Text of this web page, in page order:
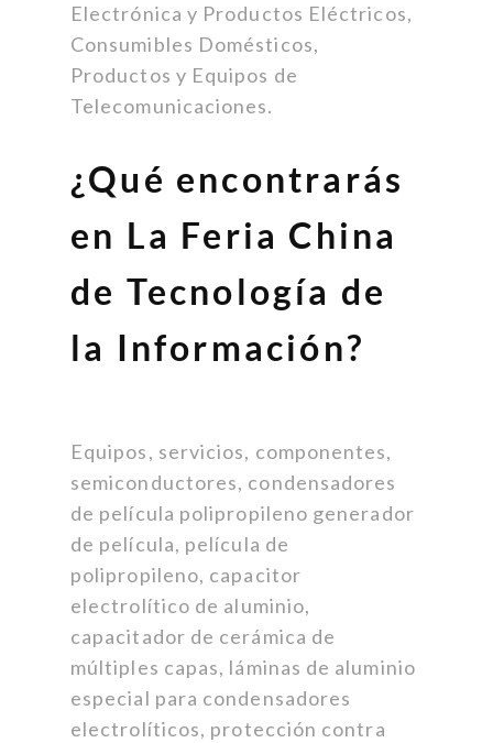
Electrónica y Productos Eléctricos,
Consumibles Domésticos,
Productos y Equipos de
Telecomunicaciones.
¿Qué encontrarás
en La Feria China
de Tecnología de
la Información?
Equipos, servicios, componentes,
semiconductores, condensadores
de película polipropileno generador
de película, película de
polipropileno, capacitor
electrolítico de aluminio,
capacitador de cerámica de
múltiples capas, láminas de aluminio
especial para condensadores
electrolíticos, protección contra